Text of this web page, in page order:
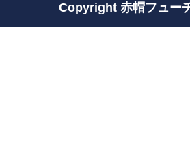
Copyright 赤帽フュー